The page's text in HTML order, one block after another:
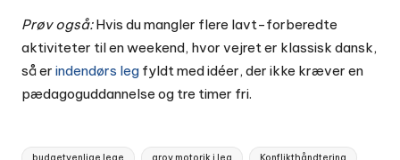
Prøv også:Hvis du mangler flere lavt-forberedte
aktiviteter til en weekend, hvor vejret er klassisk dansk,
så er indendørs leg fyldt med idéer, der ikke kræver en
pædagoguddannelse og tre timer fri.
Tags:
budgetvenlige lege grov motorik i leg Konflikthåndtering